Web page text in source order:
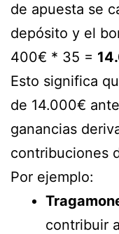
de apuesta se
depósito y el
400€ * 35 =
Esto significa
de 14.000€
ganancias
contribuciones
Por ejemplo:
contribuir